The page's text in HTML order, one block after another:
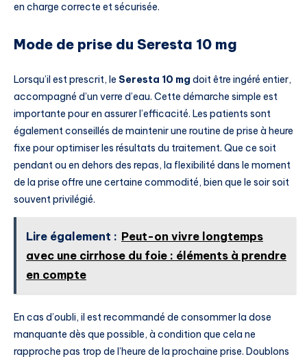
en charge correcte et sécurisée.
Mode de prise du Seresta 10 mg
Lorsqu’il est prescrit, le Seresta 10 mg doit être ingéré entier,
accompagné d’un verre d’eau. Cette démarche simple est
importante pour en assurer l’efficacité. Les patients sont
également conseillés de maintenir une routine de prise à heure
fixe pour optimiser les résultats du traitement. Que ce soit
pendant ou en dehors des repas, la flexibilité dans le moment
de la prise offre une certaine commodité, bien que le soir soit
souvent privilégié.
Lire également : Peut-on vivre longtemps
avec une cirrhose du foie : éléments à prendre
en compte
En cas d’oubli, il est recommandé de consommer la dose
manquante dès que possible, à condition que cela ne
rapproche pas trop de l’heure de la prochaine prise. Doublons